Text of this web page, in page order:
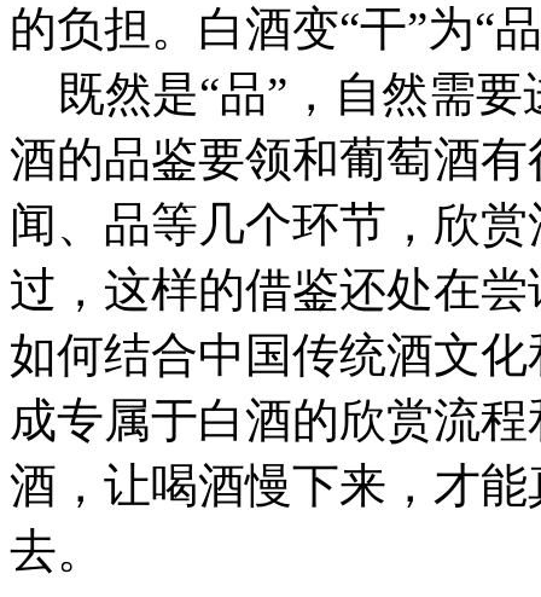
的负担。白酒变“干”为“
既然是“品”，自然需要
酒的品鉴要领和葡萄酒
闻、品等几个环节，欣
过，这样的借鉴还处在
如何结合中国传统酒文
成专属于白酒的欣赏流
酒，让喝酒慢下来，才
去。